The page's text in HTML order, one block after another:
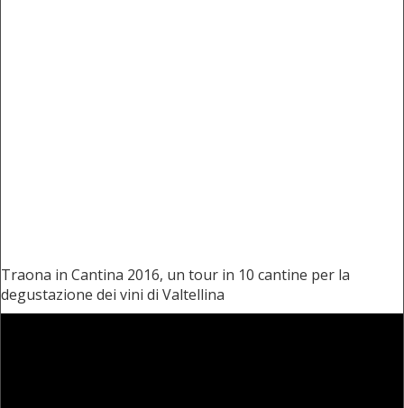
Traona in Cantina 2016, un tour in 10 cantine per la
degustazione dei vini di Valtellina